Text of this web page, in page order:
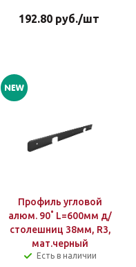
192.80руб./шт
Профиль угловой
алюм. 90˚ L=600мм д/
столешниц 38мм, R3,
мат.черный
Есть в наличии